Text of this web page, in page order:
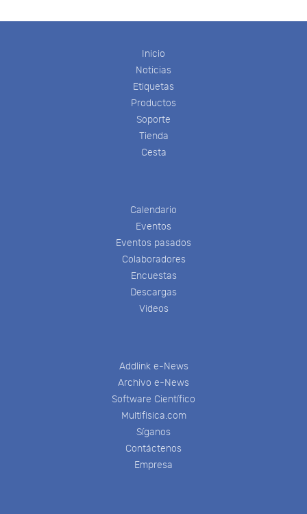
Inicio
Noticias
Etiquetas
Productos
Soporte
Tienda
Cesta
Calendario
Eventos
Eventos pasados
Colaboradores
Encuestas
Descargas
Videos
Addlink e-News
Archivo e-News
Software Científico
Multifisica.com
Síganos
Contáctenos
Empresa